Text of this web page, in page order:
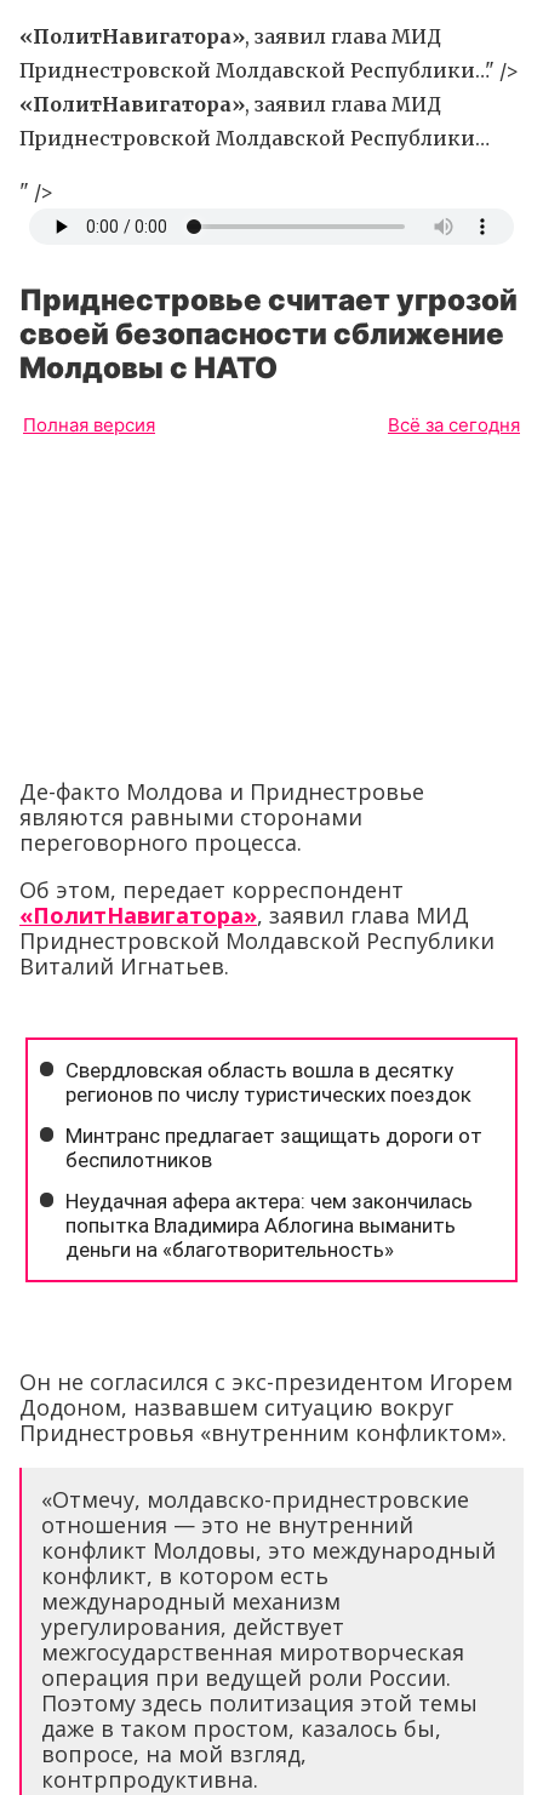
«ПолитНавигатора», заявил глава МИД
Приднестровской Молдавской Республики…" />
«ПолитНавигатора», заявил глава МИД
Приднестровской Молдавской Республики…
" />
Приднестровье считает угрозой
своей безопасности сближение
Молдовы с НАТО
Полная версия Всё за сегодня
Де-факто Молдова и Приднестровье
являются равными сторонами
переговорного процесса.
Об этом, передает корреспондент
«ПолитНавигатора», заявил глава МИД
Приднестровской Молдавской Республики
Виталий Игнатьев.
Он не согласился с экс-президентом Игорем
Додоном, назвавшем ситуацию вокруг
Приднестровья «внутренним конфликтом».
«Отмечу, молдавско-приднестровские
отношения — это не внутренний
конфликт Молдовы, это международный
конфликт, в котором есть
международный механизм
урегулирования, действует
межгосударственная миротворческая
операция при ведущей роли России.
Поэтому здесь политизация этой темы
даже в таком простом, казалось бы,
вопросе, на мой взгляд,
контрпродуктивна.